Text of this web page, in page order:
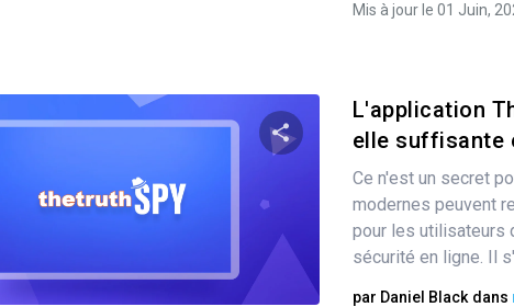
Mis à jour le 01 Juin,
Partager
Twitter
L'application
elle suffisante
Ce n'est un secret
modernes peuvent
pour les utilisateurs
sécurité en ligne. Il
par Daniel Black dans